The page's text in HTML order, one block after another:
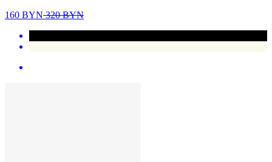
160 BYN320BYN